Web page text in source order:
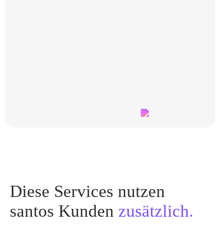
Diese Services nutzen
santos Kunden zusätzlich.